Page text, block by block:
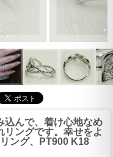
込んで、着け心地なめ
ングです。 幸せをよ
ング、PT900 K18